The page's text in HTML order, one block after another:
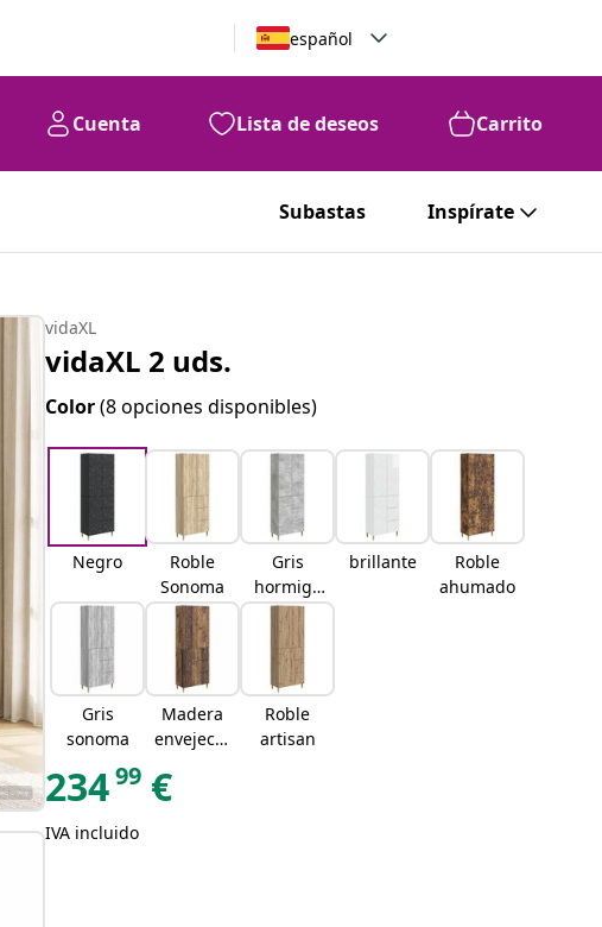
español
Cuenta Lista de deseos Carrito
Subastas Inspírate
vidaXL
vidaXL 2 uds.
Color(8 opciones disponibles)
Negro
Roble
Sonoma
Gris
hormigó
n
brillante
Roble
ahumado
Gris
sonoma
Madera
envejecid
Roble
artisan
23499 €
IVA incluido